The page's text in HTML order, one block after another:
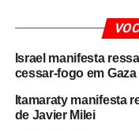
sobre isso. Com
Biden, então recém-
Israel manifesta
cessar-fogo em Gaza
Itamaraty manifesta
de Javier Milei